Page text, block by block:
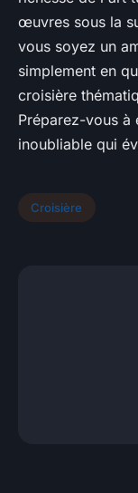
œuvres sous la
vous soyez un
simplement en
croisière
Préparez-vous à
inoubliable qui
Croisière